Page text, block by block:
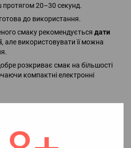
протягом 20–30 секунд.
до використання.
смаку рекомендується дати
, але використовувати її можна
розкриває смак на більшості
компактні електронні
POD систем